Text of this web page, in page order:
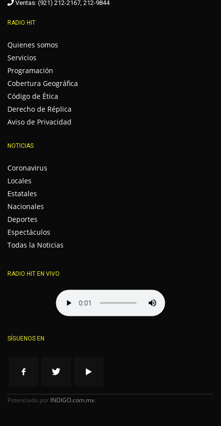
Ventas: (921) 212-2167, 212-9844
RADIO HIT
Quienes somos
Servicios
Programación
Cobertura Geográfica
Código de Ética
Derecho de Réplica
Aviso de Privacidad
NOTICIAS
Coronavirus
Locales
Estatales
Nacionales
Deportes
Espectáculos
Todas la Noticias
RADIO HIT EN VIVO
SÍGUENOS EN
Potenciado por INDIGO.com.mx.